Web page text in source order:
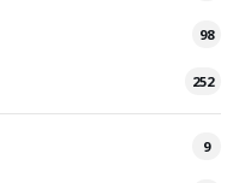
98
252
9